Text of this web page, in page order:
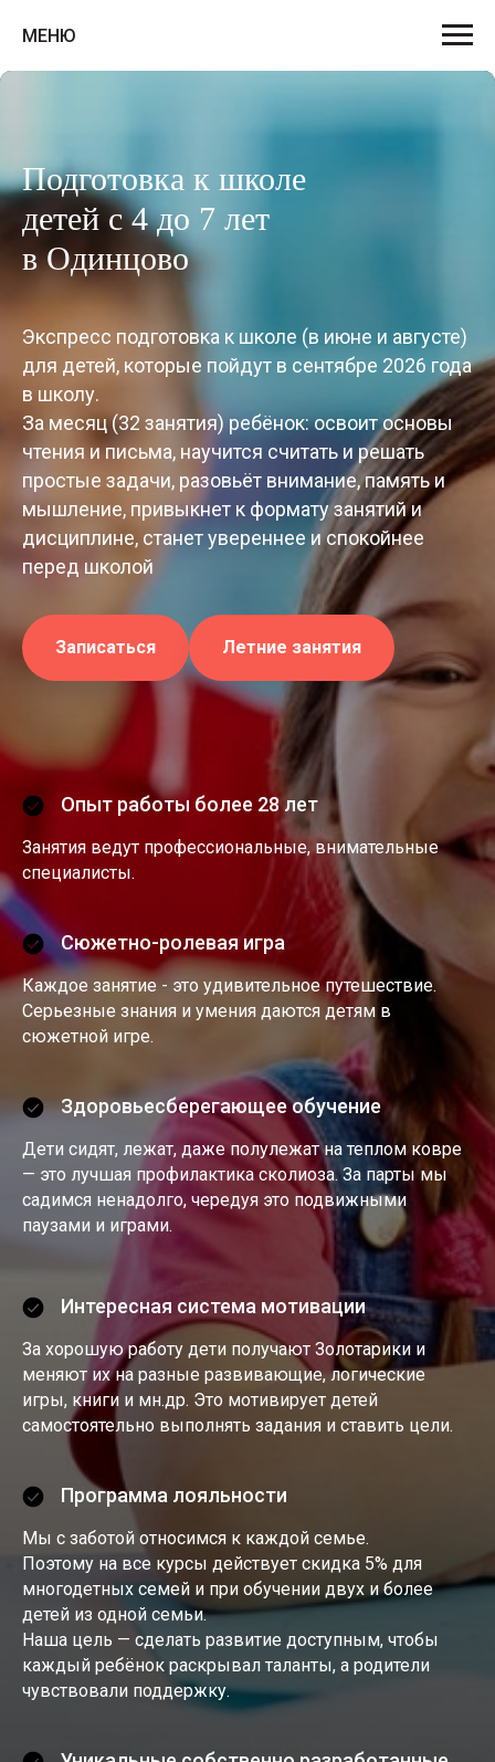
МЕНЮ
Подготовка к школе
детей с 4 до 7 лет
в Одинцово
Экспресс подготовка к школе (в июне и августе)
для детей, которые пойдут в сентябре 2026 года
в школу.
За месяц (32 занятия) ребёнок: освоит основы
чтения и письма, научится считать и решать
простые задачи, разовьёт внимание, память и
мышление, привыкнет к формату занятий и
дисциплине, станет увереннее и спокойнее
перед школой
Записаться Летние занятия
Опыт работы более 28 лет
Занятия ведут профессиональные, внимательные
специалисты.
Сюжетно-ролевая игра
Каждое занятие - это удивительное путешествие.
Серьезные знания и умения даются детям в
сюжетной игре.
Здоровьесберегающее обучение
Дети сидят, лежат, даже полулежат на теплом ковре
— это лучшая профилактика сколиоза. За парты мы
садимся ненадолго, чередуя это подвижными
паузами и играми.
Интересная система мотивации
За хорошую работу дети получают Золотарики и
меняют их на разные развивающие, логические
игры, книги и мн.др. Это мотивирует детей
самостоятельно выполнять задания и ставить цели.
Программа лояльности
Мы с заботой относимся к каждой семье.
Поэтому на все курсы действует скидка 5% для
многодетных семей и при обучении двух и более
детей из одной семьи.
Наша цель — сделать развитие доступным, чтобы
каждый ребёнок раскрывал таланты, а родители
чувствовали поддержку.